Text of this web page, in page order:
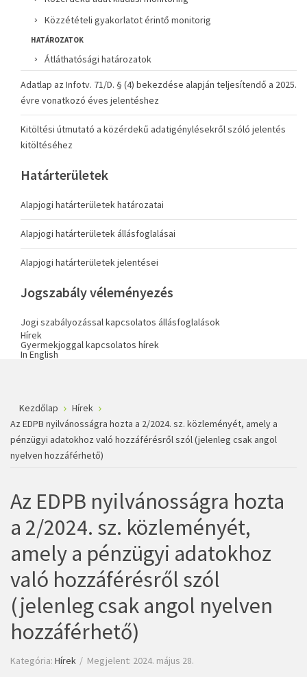
Közzétételi gyakorlatot érintő monitorig
HATÁROZATOK
Átláthatósági határozatok
Adatlap az Infotv. 71/D. § (4) bekezdése alapján teljesítendő a 2025.
évre vonatkozó éves jelentéshez
Kitöltési útmutató a közérdekű adatigénylésekről szóló jelentés
kitöltéséhez
Határterületek
Alapjogi határterületek határozatai
Alapjogi határterületek állásfoglalásai
Alapjogi határterületek jelentései
Jogszabály véleményezés
Jogi szabályozással kapcsolatos állásfoglalások
Hírek
Gyermekjoggal kapcsolatos hírek
In English
Kezdőlap
Hírek
Az EDPB nyilvánosságra hozta a 2/2024. sz. közleményét, amely a
pénzügyi adatokhoz való hozzáférésről szól (jelenleg csak angol
nyelven hozzáférhető)
Az EDPB nyilvánosságra hozta
a 2/2024. sz. közleményét,
amely a pénzügyi adatokhoz
való hozzáférésről szól
(jelenleg csak angol nyelven
hozzáférhető)
Kategória: Hírek
Megjelent: 2024. május 28.